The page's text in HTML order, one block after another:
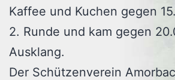
Kaffee und Kuchen gegen
2. Runde und kam gegen
Ausklang.
Der Schützenverein